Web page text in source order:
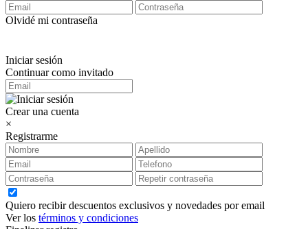
Olvidé mi contraseña
Iniciar sesión
Continuar como invitado
Crear una cuenta
×
Registrarme
Quiero recibir descuentos exclusivos y novedades por email
Ver los términos y condiciones